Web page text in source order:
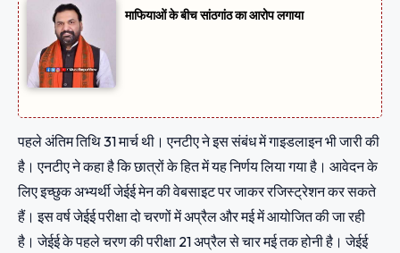
माफियाओं के बीच सांठगांठ का आरोप लगाया
पहले अंतिम तिथि 31 मार्च थी। एनटीए ने इस संबंध में गाइडलाइन भी जारी की
है। एनटीए ने कहा है कि छात्रों के हित में यह निर्णय लिया गया है। आवेदन के
लिए इच्छुक अभ्यर्थी जेईई मेन की वेबसाइट पर जाकर रजिस्ट्रेशन कर सकते
हैं। इस वर्ष जेईई परीक्षा दो चरणों में अप्रैल और मई में आयोजित की जा रही
है। जेईई के पहले चरण की परीक्षा 21 अप्रैल से चार मई तक होनी है। जेईई